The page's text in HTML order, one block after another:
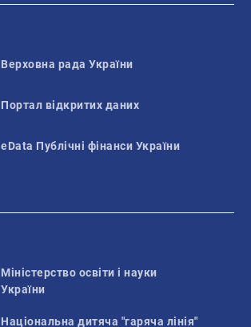
Верховна рада України
Портал відкритих даних
eData Публічні фінанси України
Міністерство освіти і науки
України
Національна дитяча "гаряча лінія"